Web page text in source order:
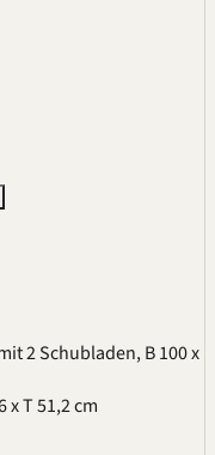
2 Schubladen, B 100 x
x T 51,2 cm